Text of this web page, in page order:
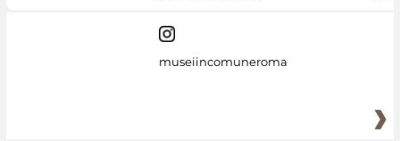
museiincomuneroma